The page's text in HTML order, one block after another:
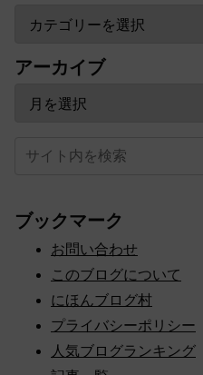
アーカイブ
ブックマーク
お問い合わせ
このブログについて
にほんブログ村
プライバシーポリシー
人気ブログランキング